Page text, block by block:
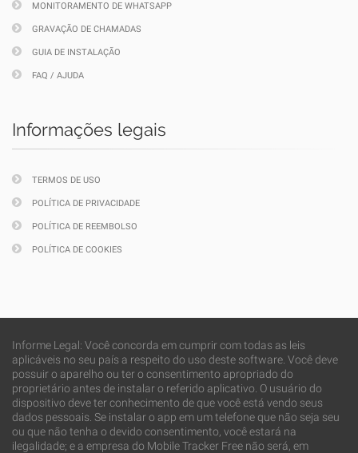
MONITORAMENTO DE WHATSAPP
GRAVAÇÃO DE CHAMADAS
GUIA DE INSTALAÇÃO
FAQ / AJUDA
Informações legais
TERMOS DE USO
POLÍTICA DE PRIVACIDADE
POLÍTICA DE REEMBOLSO
POLÍTICA DE COOKIES
Informe Legal: Você concorda em cumprir com todas as leis
aplicáveis no seu país a respeito do uso deste software. Você deve
possuir o aparelho ou ter o consentimento apropriado do
proprietário antes de instalar o referido aplicativo. O usuário do
dispositivo deve ter conhecimento de que você está vendo seus
dados pessoais. Se instalar o app em um telefone que não seja seu
ou que não tenha o devido consentimento, você estará na
ilegalidade; e a empresa do Mobile Tracker Free não será, em